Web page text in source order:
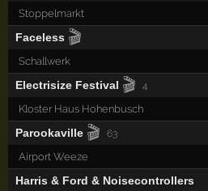
Stoppelmarkt
Faceless 🎬
Schallwerk
Electrisize Festival 🎬 4
Kloster Haus Hohenbusch
Parookaville 🎬 63
Airport Weeze
Harris & Ford & Noisecontrollers